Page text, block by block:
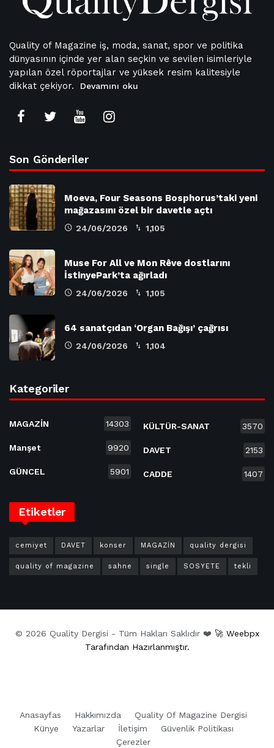
Quality of Magazine iş, moda, sanat, spor ve politika
dünyasının içinde yer alan seçkin ve sevilen isimleriyle
yapılan özel röportajlar ve yüksek resim kalitesiyle
dikkat çekiyor.
Devamını oku
Son Gönderiler
Moeva, Four Seasons Bosphorus’taki yeni
mağazasını özel bir davetle açtı
24/06/2026 1,105
Muse For All ve Mon Rêve dostlarını
İstinyePark’ta ağırladı
24/06/2026 1,105
64 sanatçıdan ‘Organ Bağışı’ çağrısı
24/06/2026 1,104
Kategoriler
MAGAZİN 14303
Manşet 9920
GÜNCEL 5901
KÜLTÜR-SANAT 3570
DAVET 2153
CADDE 1407
Etiketler
cemiyet DAVET konser MAGAZİN quality dergisi
quality of magazine sahne single SOSYETE tekli
© 2026 Quality Dergisi - Tüm Hakları Saklıdır ❤️ 🚀 Weebpx
Tarafından Hazırlanmıştır.
Anasayfas Hakkımızda
Quality Of Magazine Dergisi
Künye
Yazarlar İletişim
Güvenlik Politikası
Çerezler